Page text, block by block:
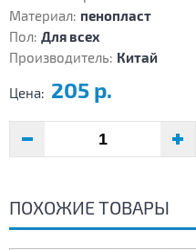
Материал: пенопласт
Пол: Для всех
Производитель: Китай
Цена: 205 р.
ПОХОЖИЕ ТОВАРЫ